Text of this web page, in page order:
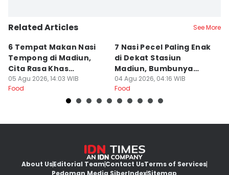
Related Articles See More
6 Tempat Makan Nasi
Tempong di Madiun,
Cita Rasa Khas
Banyuwangi
05 Agu 2026, 14:03 WIB
Food
7 Nasi Pecel Paling Enak
di Dekat Stasiun
Madiun, Bumbunya
Khas
04 Agu 2026, 04:16 WIB
Food
About UsEditorial TeamContact UsTerms of Services
Pedoman Media SiberIndexSitemap